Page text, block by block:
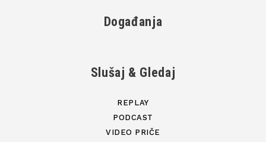
Događanja
Slušaj & Gledaj
REPLAY
PODCAST
VIDEO PRIČE